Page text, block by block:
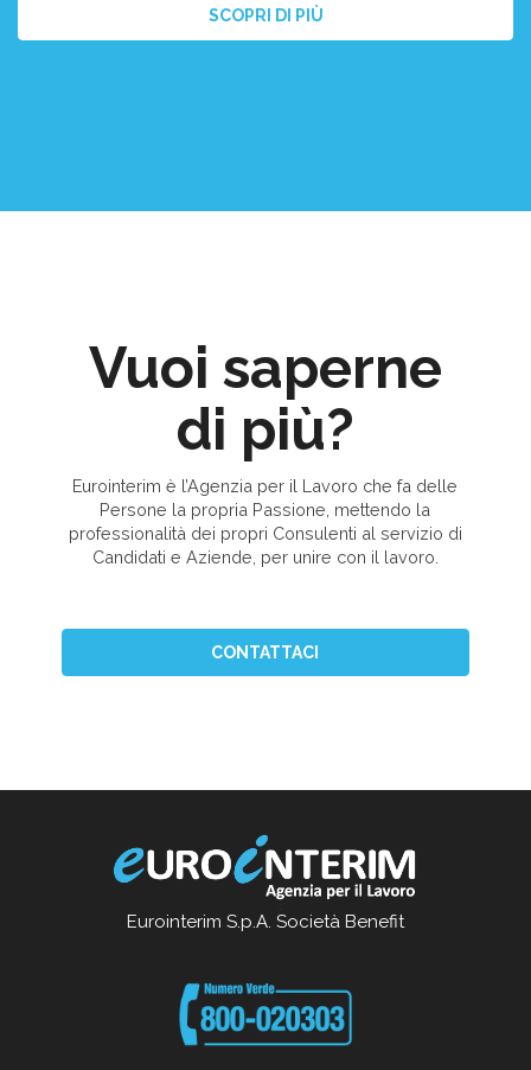
SCOPRI DI PIÙ
Vuoi saperne
di più?
Eurointerim è l’Agenzia per il Lavoro che fa delle
Persone la propria Passione, mettendo la
professionalità dei propri Consulenti al servizio di
Candidati e Aziende, per unire con il lavoro.
CONTATTACI
Eurointerim S.p.A. Società Benefit